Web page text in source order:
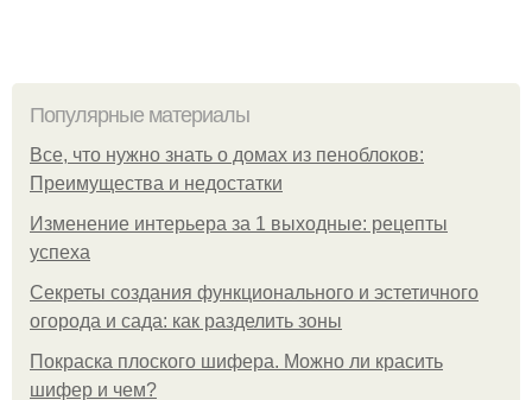
Популярные материалы
Все, что нужно знать о домах из пеноблоков:
Преимущества и недостатки
Изменение интерьера за 1 выходные: рецепты
успеха
Секреты создания функционального и эстетичного
огорода и сада: как разделить зоны
Покраска плоского шифера. Можно ли красить
шифер и чем?